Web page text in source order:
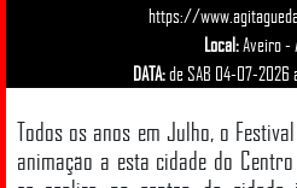
https://
Local:Aveiro -
DATA:de SAB 04-07-2026
Todos os anos em Julho, o
animação a esta cidade do